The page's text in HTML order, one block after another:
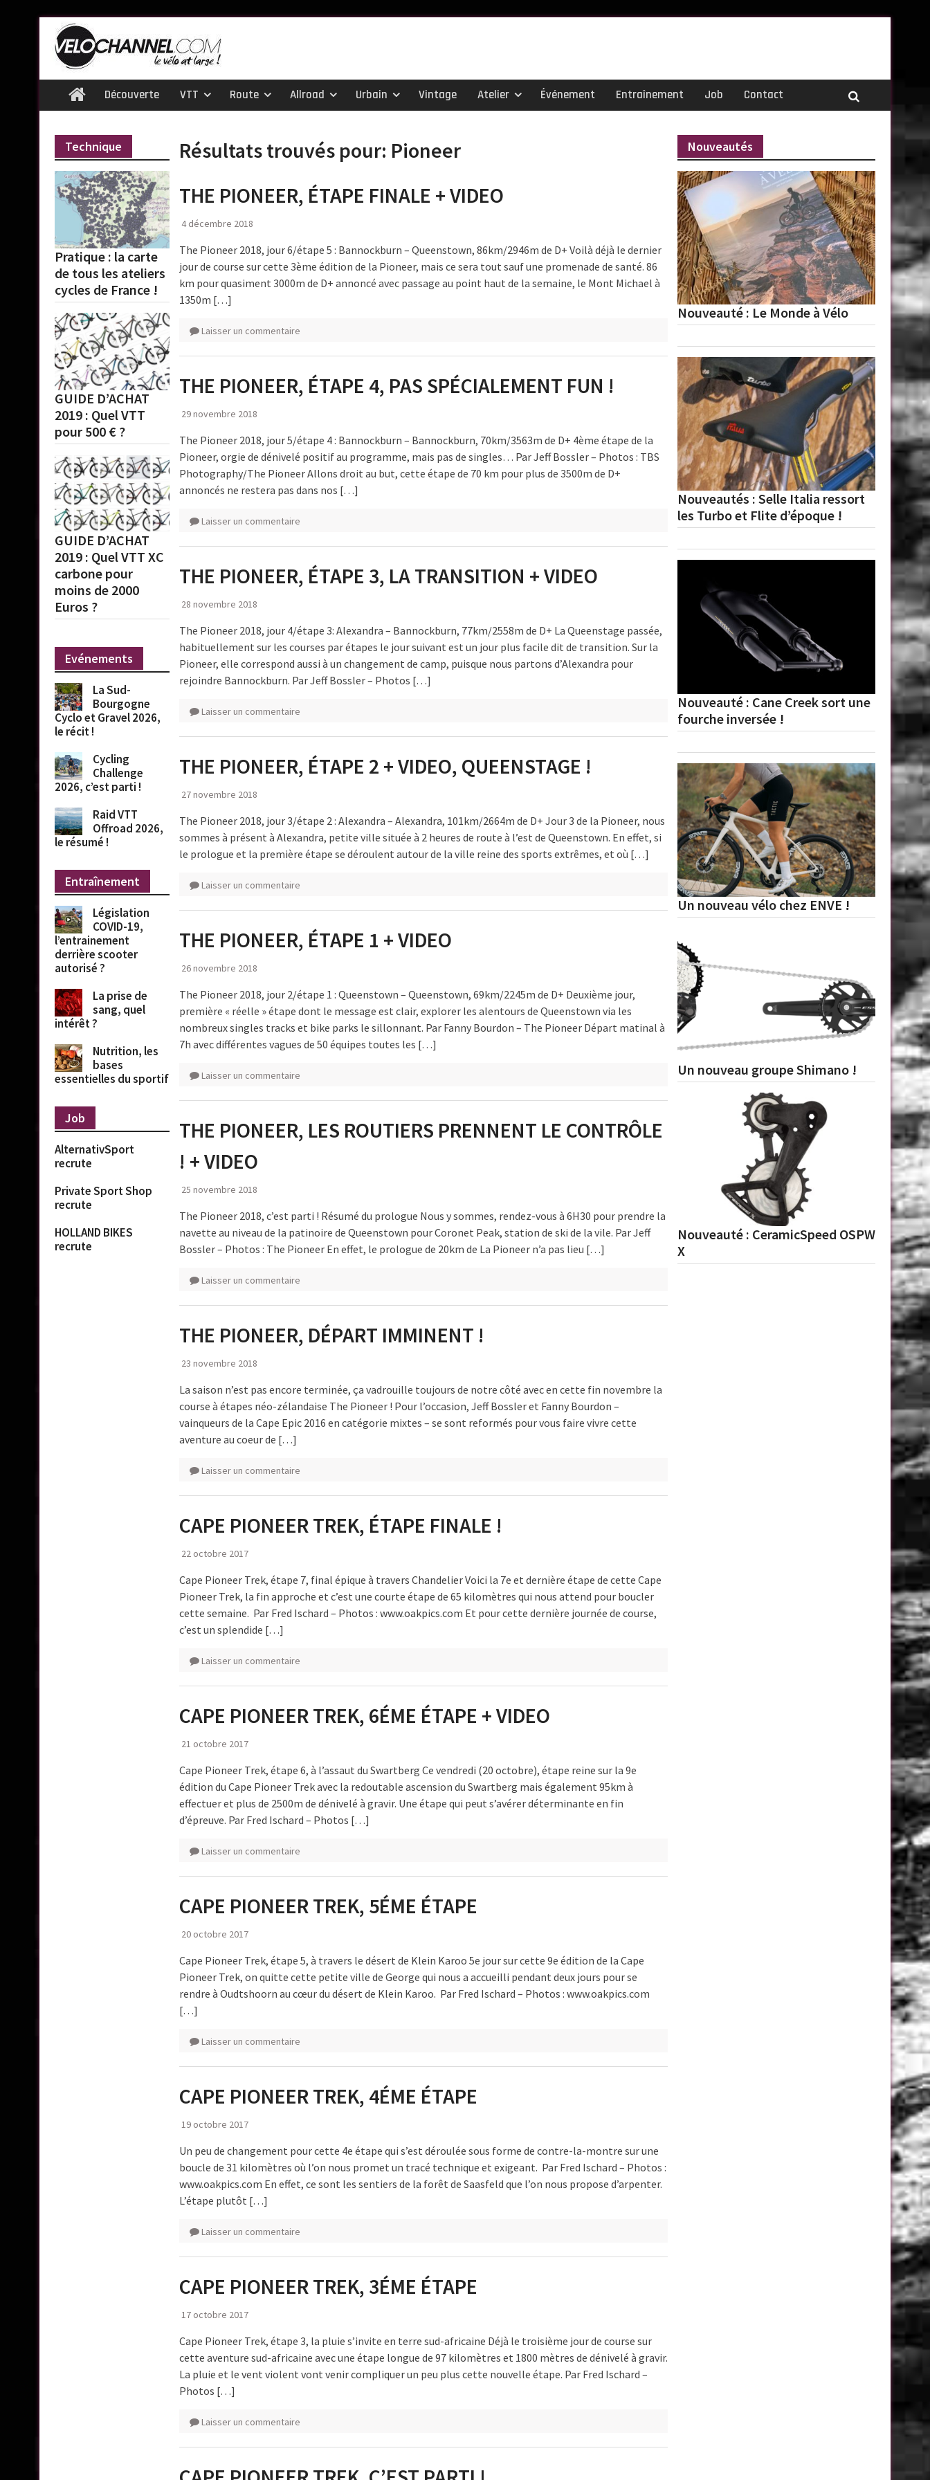
content
HomeDécouverte VTT Route Allroad Urbain Vintage Atelier Événement Entraînement Job Contact
Résultats trouvés pour: Pioneer
THE PIONEER, ÉTAPE FINALE + VIDEO
4 décembre 2018
The Pioneer 2018, jour 6/étape 5 : Bannockburn – Queenstown, 86km/2946m de D+ Voilà déjà le dernier
jour de course sur cette 3ème édition de la Pioneer, mais ce sera tout sauf une promenade de santé. 86
km pour quasiment 3000m de D+ annoncé avec passage au point haut de la semaine, le Mont Michael à
1350m […]
Laisser un commentaire
THE PIONEER, ÉTAPE 4, PAS SPÉCIALEMENT FUN !
29 novembre 2018
The Pioneer 2018, jour 5/étape 4 : Bannockburn – Bannockburn, 70km/3563m de D+ 4ème étape de la
Pioneer, orgie de dénivelé positif au programme, mais pas de singles… Par Jeff Bossler – Photos : TBS
Photography/The Pioneer Allons droit au but, cette étape de 70 km pour plus de 3500m de D+
annoncés ne restera pas dans nos […]
Laisser un commentaire
THE PIONEER, ÉTAPE 3, LA TRANSITION + VIDEO
28 novembre 2018
The Pioneer 2018, jour 4/étape 3: Alexandra – Bannockburn, 77km/2558m de D+ La Queenstage passée,
habituellement sur les courses par étapes le jour suivant est un jour plus facile dit de transition. Sur la
Pioneer, elle correspond aussi à un changement de camp, puisque nous partons d’Alexandra pour
rejoindre Bannockburn. Par Jeff Bossler – Photos […]
Laisser un commentaire
THE PIONEER, ÉTAPE 2 + VIDEO, QUEENSTAGE !
27 novembre 2018
The Pioneer 2018, jour 3/étape 2 : Alexandra – Alexandra, 101km/2664m de D+ Jour 3 de la Pioneer, nous
sommes à présent à Alexandra, petite ville située à 2 heures de route à l’est de Queenstown. En effet, si
le prologue et la première étape se déroulent autour de la ville reine des sports extrêmes, et où […]
Laisser un commentaire
THE PIONEER, ÉTAPE 1 + VIDEO
26 novembre 2018
The Pioneer 2018, jour 2/étape 1 : Queenstown – Queenstown, 69km/2245m de D+ Deuxième jour,
première « réelle » étape dont le message est clair, explorer les alentours de Queenstown via les
nombreux singles tracks et bike parks le sillonnant. Par Fanny Bourdon – The Pioneer Départ matinal à
7h avec différentes vagues de 50 équipes toutes les […]
Laisser un commentaire
THE PIONEER, LES ROUTIERS PRENNENT LE CONTRÔLE
! + VIDEO
25 novembre 2018
The Pioneer 2018, c’est parti ! Résumé du prologue Nous y sommes, rendez-vous à 6H30 pour prendre la
navette au niveau de la patinoire de Queenstown pour Coronet Peak, station de ski de la vile. Par Jeff
Bossler – Photos : The Pioneer En effet, le prologue de 20km de La Pioneer n’a pas lieu […]
Laisser un commentaire
THE PIONEER, DÉPART IMMINENT !
23 novembre 2018
La saison n’est pas encore terminée, ça vadrouille toujours de notre côté avec en cette fin novembre la
course à étapes néo-zélandaise The Pioneer ! Pour l’occasion, Jeff Bossler et Fanny Bourdon –
vainqueurs de la Cape Epic 2016 en catégorie mixtes – se sont reformés pour vous faire vivre cette
aventure au coeur de […]
Laisser un commentaire
CAPE PIONEER TREK, ÉTAPE FINALE !
22 octobre 2017
Cape Pioneer Trek, étape 7, final épique à travers Chandelier Voici la 7e et dernière étape de cette Cape
Pioneer Trek, la fin approche et c’est une courte étape de 65 kilomètres qui nous attend pour boucler
cette semaine. Par Fred Ischard – Photos : www.oakpics.com Et pour cette dernière journée de course,
c’est un splendide […]
Laisser un commentaire
CAPE PIONEER TREK, 6ÉME ÉTAPE + VIDEO
21 octobre 2017
Cape Pioneer Trek, étape 6, à l’assaut du Swartberg Ce vendredi (20 octobre), étape reine sur la 9e
édition du Cape Pioneer Trek avec la redoutable ascension du Swartberg mais également 95km à
effectuer et plus de 2500m de dénivelé à gravir. Une étape qui peut s’avérer déterminante en fin
d’épreuve. Par Fred Ischard – Photos […]
Laisser un commentaire
CAPE PIONEER TREK, 5ÉME ÉTAPE
20 octobre 2017
Cape Pioneer Trek, étape 5, à travers le désert de Klein Karoo 5e jour sur cette 9e édition de la Cape
Pioneer Trek, on quitte cette petite ville de George qui nous a accueilli pendant deux jours pour se
rendre à Oudtshoorn au cœur du désert de Klein Karoo. Par Fred Ischard – Photos : www.oakpics.com
[…]
Laisser un commentaire
CAPE PIONEER TREK, 4ÉME ÉTAPE
19 octobre 2017
Un peu de changement pour cette 4e étape qui s’est déroulée sous forme de contre-la-montre sur une
boucle de 31 kilomètres où l’on nous promet un tracé technique et exigeant. Par Fred Ischard – Photos :
www.oakpics.com En effet, ce sont les sentiers de la forêt de Saasfeld que l’on nous propose d’arpenter.
L’étape plutôt […]
Laisser un commentaire
CAPE PIONEER TREK, 3ÉME ÉTAPE
17 octobre 2017
Cape Pioneer Trek, étape 3, la pluie s’invite en terre sud-africaine Déjà le troisième jour de course sur
cette aventure sud-africaine avec une étape longue de 97 kilomètres et 1800 mètres de dénivelé à gravir.
La pluie et le vent violent vont venir compliquer un peu plus cette nouvelle étape. Par Fred Ischard –
Photos […]
Laisser un commentaire
Technique
Pratique : la carte
de tous les ateliers
cycles de France !
GUIDE D’ACHAT
2019 : Quel VTT
pour 500 € ?
GUIDE D’ACHAT
2019 : Quel VTT XC
carbone pour
moins de 2000
Euros ?
Evénements
La Sud-
Bourgogne
Cyclo et Gravel 2026,
le récit !
Cycling
Challenge
2026, c’est parti !
Raid VTT
Offroad 2026,
le résumé !
Entraînement
Législation
COVID-19,
l’entrainement
derrière scooter
autorisé ?
La prise de
sang, quel
intérêt ?
Nutrition, les
bases
essentielles du sportif
Job
AlternativSport
recrute
Private Sport Shop
recrute
HOLLAND BIKES
recrute
Nouveautés
Nouveauté : Le Monde à Vélo
Nouveautés : Selle Italia ressort
les Turbo et Flite d’époque !
Nouveauté : Cane Creek sort une
fourche inversée !
Un nouveau vélo chez ENVE !
Un nouveau groupe Shimano !
Nouveauté : CeramicSpeed OSPW
X